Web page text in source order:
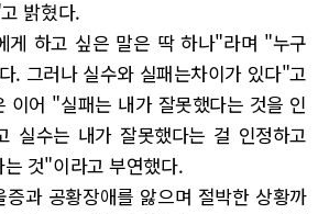
밝혔다.
게 하고 싶은 말은 딱 하나"라며 "누구
. 그러나 실수와 실패는차이가 있다"고
이어 "실패는 내가 잘못했다는 것을 인
실수는 내가 잘못했다는 걸 인정하고
것"이라고 부연했다.
증과 공황장애를 앓으며 절박한 상황까